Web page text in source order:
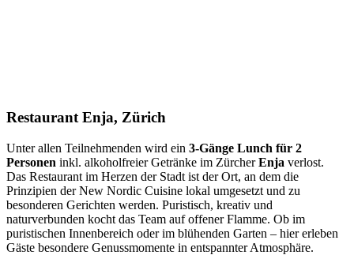
Restaurant Enja, Zürich
Unter allen Teilnehmenden wird ein 3-Gänge Lunch für 2
Personen inkl. alkoholfreier Getränke im ZürcherEnja verlost.
Das Restaurant im Herzen der Stadt ist der Ort, an dem die
Prinzipien der New Nordic Cuisine lokal umgesetzt und zu
besonderen Gerichten werden. Puristisch, kreativ und
naturverbunden kocht das Team auf offener Flamme. Ob im
puristischen Innenbereich oder im blühenden Garten – hier erleben
Gäste besondere Genussmomente in entspannter Atmosphäre.